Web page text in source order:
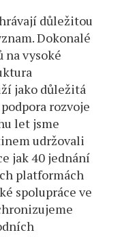
důležitou
Dokonalé
na vysoké
jako důležitá
rozvoje
let jsme
udržovali
jak 40 jednání
platformách
spolupráce ve